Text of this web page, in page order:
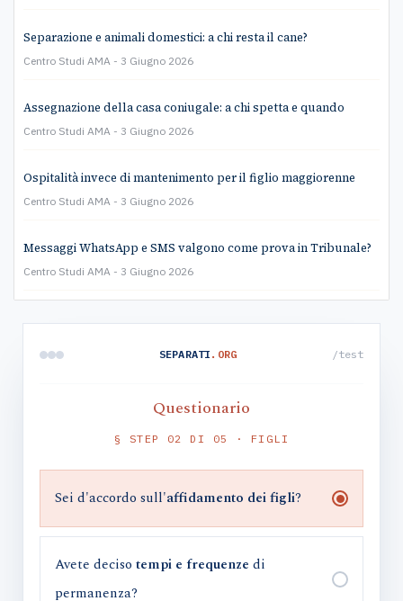
Separazione e animali domestici: a chi resta il cane?
Centro Studi AMA 3 Giugno 2026
Assegnazione della casa coniugale: a chi spetta e quando
Centro Studi AMA 3 Giugno 2026
Ospitalità invece di mantenimento per il figlio maggiorenne
Centro Studi AMA 3 Giugno 2026
Messaggi WhatsApp e SMS valgono come prova in Tribunale?
Centro Studi AMA 3 Giugno 2026
SEPARATI .ORG /test
Questionario
§ STEP 02 DI 05 · FIGLI
Sei d'accordo sull'affidamento dei figli?
Avete deciso tempi e frequenze di
permanenza?